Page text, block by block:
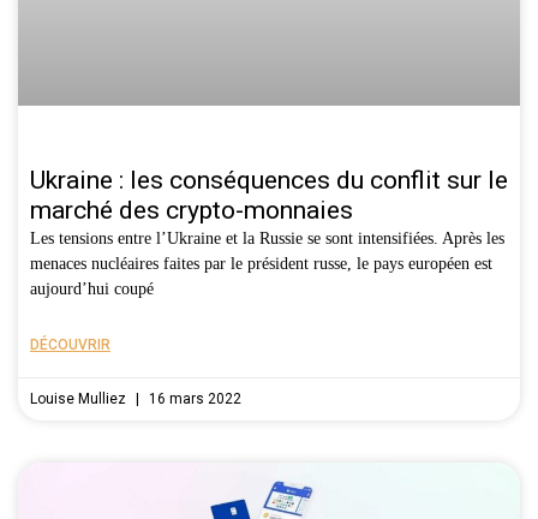
Ukraine : les conséquences du conflit sur le
marché des crypto-monnaies
Les tensions entre l’Ukraine et la Russie se sont intensifiées. Après les
menaces nucléaires faites par le président russe, le pays européen est
aujourd’hui coupé
DÉCOUVRIR
Louise Mulliez 16 mars 2022